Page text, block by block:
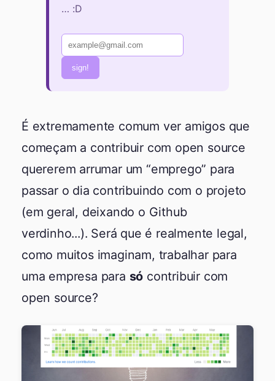
… :D
sign!
É extremamente comum ver amigos que
começam a contribuir com open source
quererem arrumar um “emprego” para
passar o dia contribuindo com o projeto
(em geral, deixando o Github
verdinho...). Será que é realmente legal,
como muitos imaginam, trabalhar para
uma empresa para só contribuir com
open source?